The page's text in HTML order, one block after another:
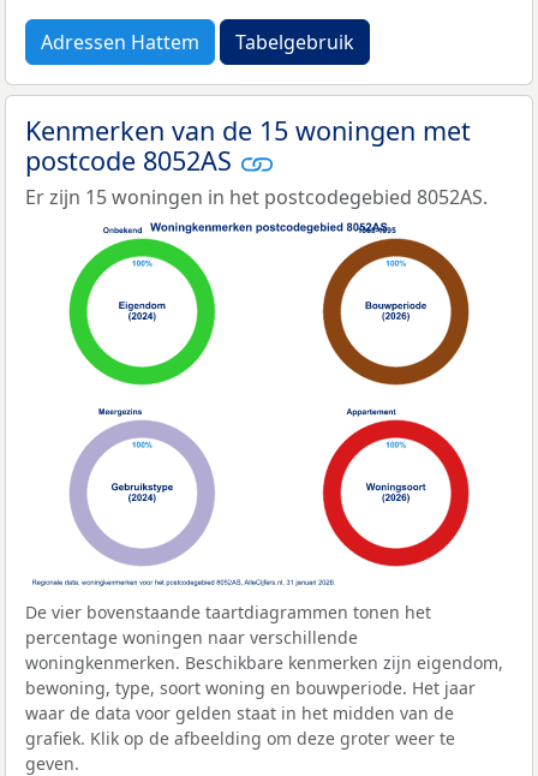
Adressen Hattem Tabelgebruik
Kenmerken van de 15 woningen met
postcode 8052AS
Er zijn 15 woningen in het postcodegebied 8052AS.
De vier bovenstaande taartdiagrammen tonen het
percentage woningen naar verschillende
woningkenmerken. Beschikbare kenmerken zijn eigendom,
bewoning, type, soort woning en bouwperiode. Het jaar
waar de data voor gelden staat in het midden van de
grafiek. Klik op de afbeelding om deze groter weer te
geven.